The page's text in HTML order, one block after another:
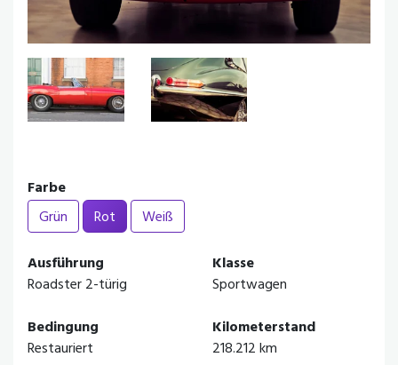
Farbe
Grün
Rot
Weiß
Ausführung
Roadster 2-türig
Klasse
Sportwagen
Bedingung
Restauriert
Kilometerstand
218.212 km